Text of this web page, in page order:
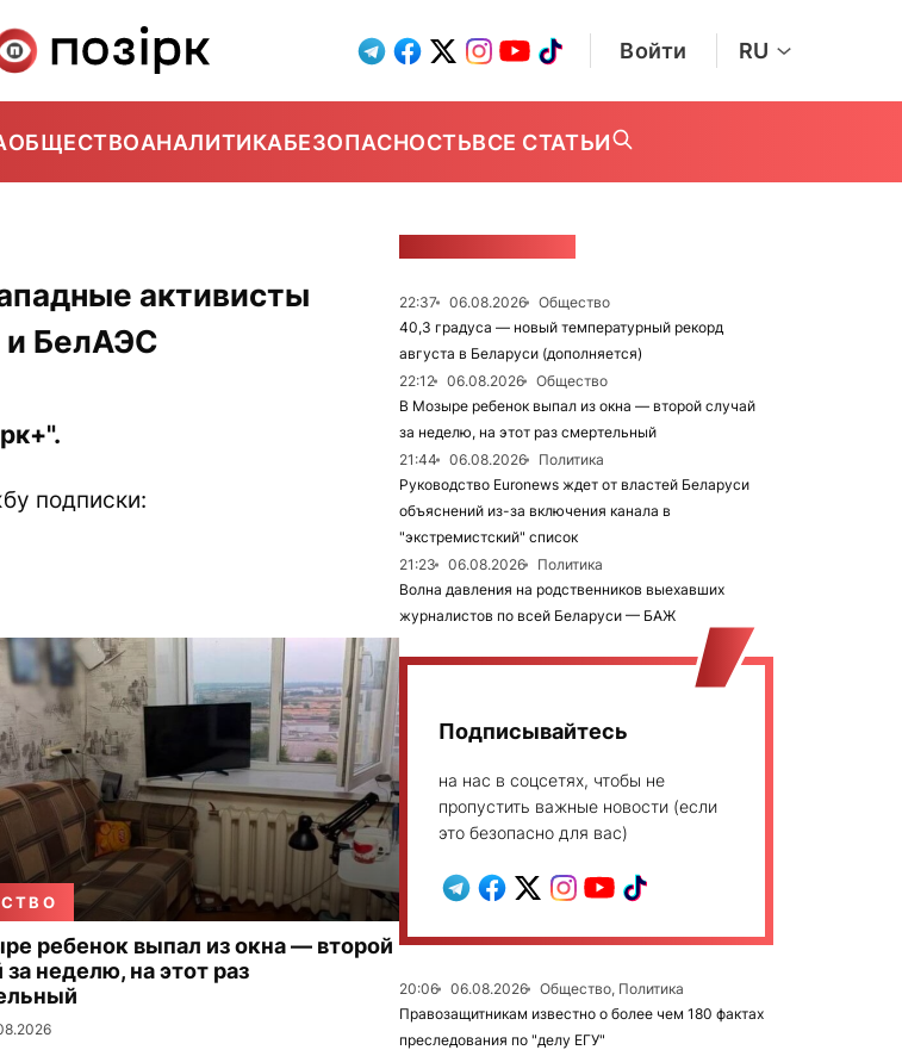
Войти RU
ОБЩЕСТВОАНАЛИТИКАБЕЗОПАСНОСТЬВСЕ СТАТЬИ
активисты
и БелАЭС
подписки:
ребенок выпал из окна — второй
за неделю, на этот раз
22:37 06.08.2026
Общество
40,3 градуса — новый температурный рекорд
августа в Беларуси (дополняется)
22:12
06.08.2026
Общество
В Мозыре ребенок выпал из окна — второй случай
за неделю, на этот раз смертельный
21:44
06.08.2026
Политика
Руководство Euronews ждет от властей Беларуси
объяснений из-за включения канала в
"экстремистский" список
21:23
06.08.2026
Политика
Волна давления на родственников выехавших
журналистов по всей Беларуси — БАЖ
Подписывайтесь
на нас в соцсетях, чтобы не
пропустить важные новости (если
это безопасно для вас)
20:06 06.08.2026
Общество, Политика
Правозащитникам известно о более чем 180 фактах
преследования по "делу ЕГУ"